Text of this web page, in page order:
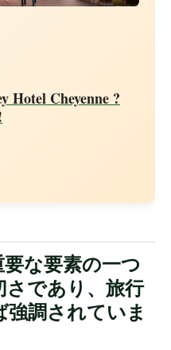
Hotel Cheyenne ?
な要素の一つ
であり、旅行
調されていま